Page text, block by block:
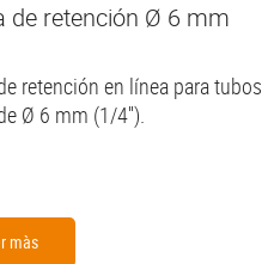
de retención Ø 6 mm
retención en línea para tubos
Ø 6 mm (1/4'').
màs